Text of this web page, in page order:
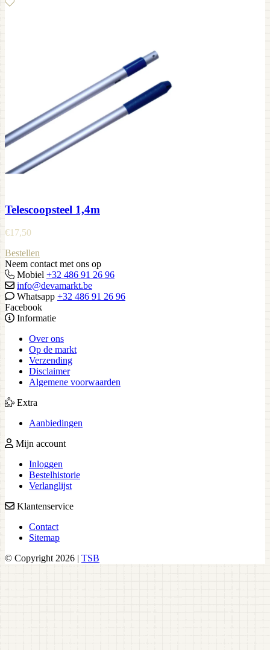
Telescoopsteel 1,4m
€17,50
Bestellen
Neem contact met ons op
Mobiel +32 486 91 26 96
info@devamarkt.be
Whatsapp +32 486 91 26 96
Facebook
Informatie
Over ons
Op de markt
Verzending
Disclaimer
Algemene voorwaarden
Extra
Aanbiedingen
Mijn account
Inloggen
Bestelhistorie
Verlanglijst
Klantenservice
Contact
Sitemap
© Copyright 2026 | TSB